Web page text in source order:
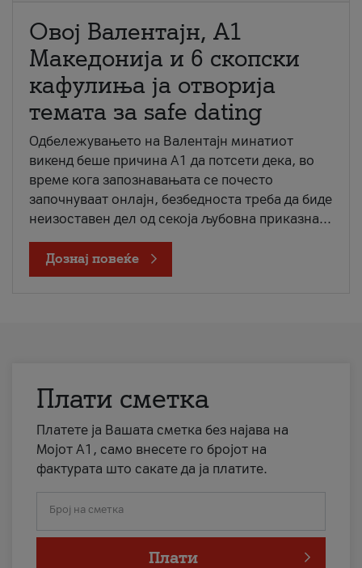
Овој Валентајн, A1
Македонија и 6 скопски
кафулиња ја отворија
темата за safe dating
Одбележувањето на Валентајн минатиот
викенд беше причина А1 да потсети дека, во
време кога запознавањата се почесто
започнуваат онлајн, безбедноста треба да биде
неизоставен дел од секоја љубовна приказна...
Дознај повеќе
Плати сметка
Платете ја Вашата сметка без најава на
Мојот А1, само внесете го бројот на
фактурата што сакате да ја платите.
Број на сметка
Плати